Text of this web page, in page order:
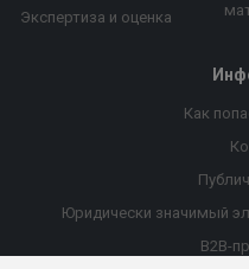
Экспертиза и оценка
Как
Юридически значимый
B2B-